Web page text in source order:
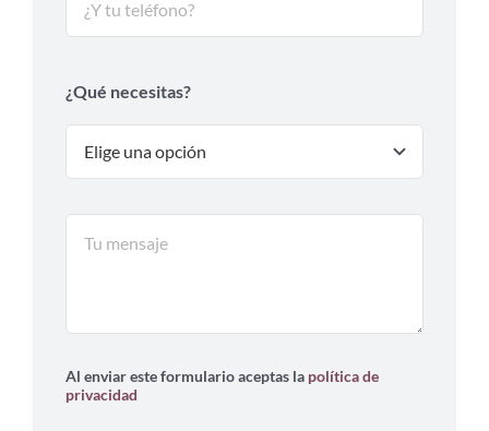
¿Qué necesitas?
Al enviar este formulario aceptas la política de
privacidad